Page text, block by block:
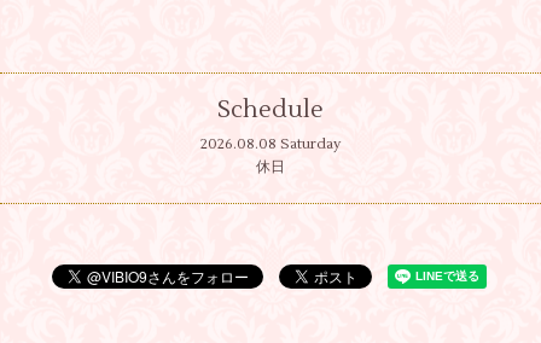
Schedule
2026.08.08 Saturday
休日